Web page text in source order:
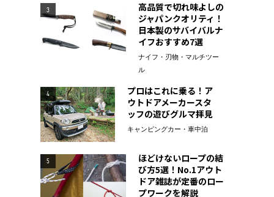
3
高品質で切れ味よしの
ジャパンクオリティ！
日本製のサバイバルナ
イフおすすめ7選
ナイフ・刃物・マルチツー
ル
4
プロはこれに乗る！ア
ウトドアメーカースタ
ッフの遊びグルマ拝見
キャンピングカー・車中泊
5
ほどけないロープの結
び方5選！No.1アウト
ドア雑誌が定番のロー
プワークを解説